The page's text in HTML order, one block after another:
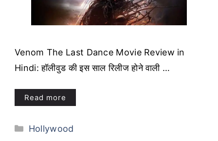
Venom The Last Dance Movie Review in
Hindi: हॉलीवुड की इस साल रिलीज होने वाली …
Read more
Categories
Hollywood